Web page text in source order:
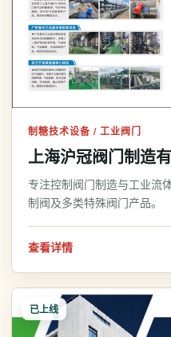
制糖技术设备 / 工业阀门
上海沪冠阀门制造
专注控制阀门制造与工业流
制阀及多类特殊阀门产品。
查看详情
已上线